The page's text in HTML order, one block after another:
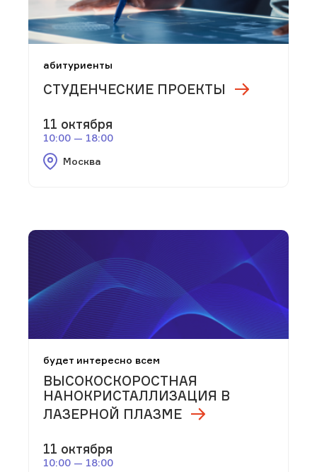
абитуриенты
СТУДЕНЧЕСКИЕ ПРОЕКТЫ
11 октября
10:00 — 18:00
Москва
будет интересно всем
ВЫСОКОСКОРОСТНАЯ
НАНОКРИСТАЛЛИЗАЦИЯ В
ЛАЗЕРНОЙ ПЛАЗМЕ
11 октября
10:00 — 18:00